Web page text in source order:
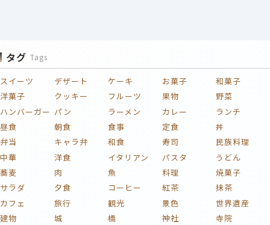
タグ Tags
スイーツ デザート ケーキ お菓子
和菓子
洋菓子
クッキー フルーツ 果物
野菜
ハンバーガー パン ラーメン カレー
ランチ
昼食
朝食 食事 定食
丼
弁当
キャラ弁 和食 寿司
民族料理
中華
洋食 イタリアン パスタ
うどん
蕎麦
肉 魚 料理
焼菓子
サラダ
夕食 コーヒー 紅茶
抹茶
カフェ
旅行 観光 景色
世界遺産
建物
城 橋 神社
寺院